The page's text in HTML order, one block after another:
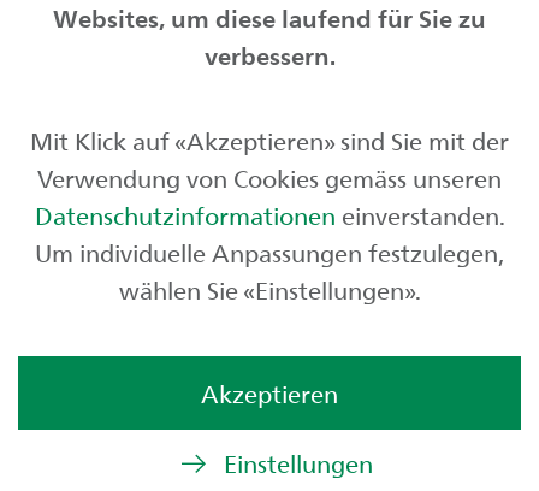
Privatkunden
Börse und Märkte
Über uns
© St.Galler Kantonalbank AG
Websites, um diese laufend für Sie zu
verbessern.
Mit Klick auf «Akzeptieren» sind Sie mit der
Verwendung von Cookies gemäss unseren
Datenschutzinformationen einverstanden.
Um individuelle Anpassungen festzulegen,
wählen Sie «Einstellungen».
Akzeptieren
Einstellungen